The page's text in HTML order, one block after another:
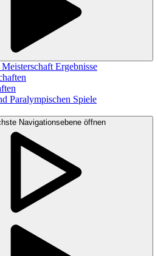
Ergebnisse
Paralympischen Spiele
Navigationsebene öffnen